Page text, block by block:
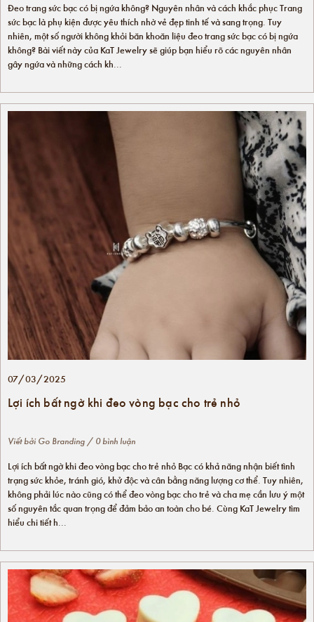
Đeo trang sức bạc có bị ngứa không? Nguyên nhân và cách khắc phục Trang
sức bạc là phụ kiện được yêu thích nhờ vẻ đẹp tinh tế và sang trọng. Tuy
nhiên, một số người không khỏi băn khoăn liệu đeo trang sức bạc có bị ngứa
không? Bài viết này của KaT Jewelry sẽ giúp bạn hiểu rõ các nguyên nhân
gây ngứa và những cách kh...
07/03/2025
Lợi ích bất ngờ khi đeo vòng bạc cho trẻ nhỏ
Viết bởi Go Branding / 0 bình luận
Lợi ích bất ngờ khi đeo vòng bạc cho trẻ nhỏ Bạc có khả năng nhận biết tình
trạng sức khỏe, tránh gió, khử độc và cân bằng năng lượng cơ thể. Tuy nhiên,
không phải lúc nào cũng có thể đeo vòng bạc cho trẻ và cha mẹ cần lưu ý một
số nguyên tắc quan trọng để đảm bảo an toàn cho bé. Cùng KaT Jewelry tìm
hiểu chi tiết h...